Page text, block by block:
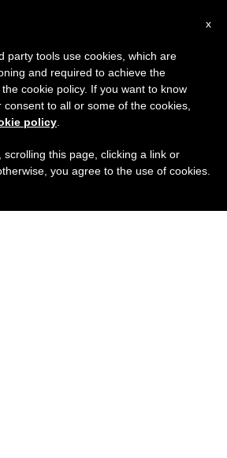
x
party tools use cookies, which are
and required to achieve the
cookie policy. If you want to know
to all or some of the cookies,
policy
scrolling this page, clicking a link or
you agree to the use of cookies.